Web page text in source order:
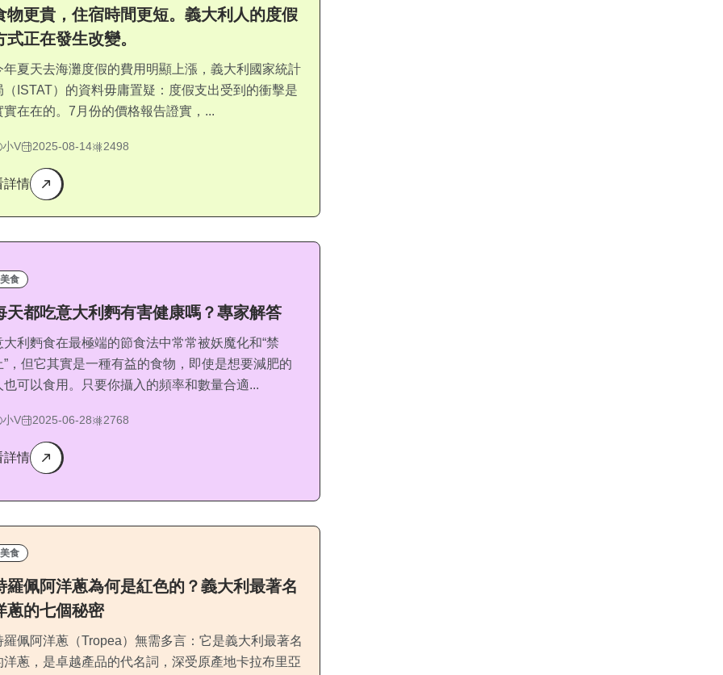
物更貴，住宿時間更短。義大利人的度假
式正在發生改變。
年夏天去海灘度假的費用明顯上漲，義大利國家統計
（ISTAT）的資料毋庸置疑：度假支出受到的衝擊是
實在在的。7月份的價格報告證實，...
小V 2025-08-14 2498
詳情
美食
天都吃意大利麪有害健康嗎？專家解答
大利麪食在最極端的節食法中常常被妖魔化和“禁
”，但它其實是一種有益的食物，即使是想要減肥的
也可以食用。只要你攝入的頻率和數量合適...
小V 2025-06-28 2768
詳情
美食
羅佩阿洋蔥為何是紅色的？義大利最著名
蔥的七個秘密
羅佩阿洋蔥（Tropea）無需多言：它是義大利最著名
洋蔥，是卓越產品的代名詞，深受原產地卡拉布里亞